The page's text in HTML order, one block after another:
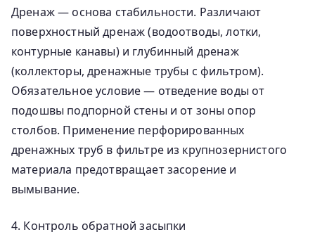
Дренаж — основа стабильности. Различают
поверхностный дренаж (водоотводы, лотки,
контурные канавы) и глубинный дренаж
(коллекторы, дренажные трубы с фильтром).
Обязательное условие — отведение воды от
подошвы подпорной стены и от зоны опор
столбов. Применение перфорированных
дренажных труб в фильтре из крупнозернистого
материала предотвращает засорение и
вымывание.
4. Контроль обратной засыпки